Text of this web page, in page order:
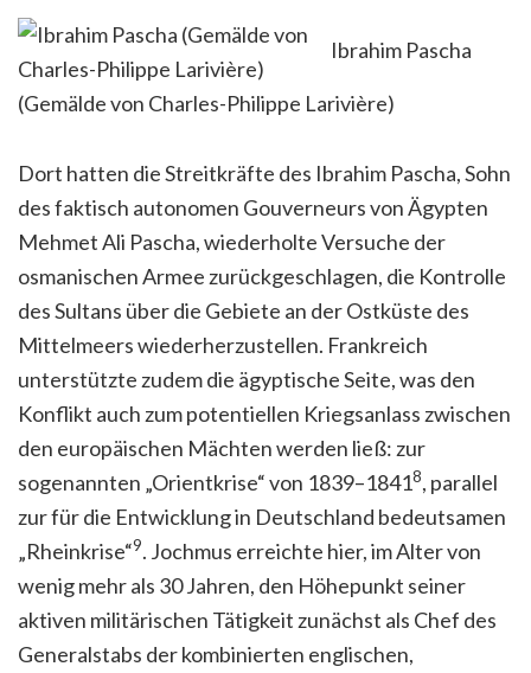
Ibrahim Pascha
(Gemälde von Charles-Philippe Larivière)
Dort hatten die Streitkräfte des Ibrahim Pascha, Sohn
des faktisch autonomen Gouverneurs von Ägypten
Mehmet Ali Pascha, wiederholte Versuche der
osmanischen Armee zurückgeschlagen, die Kontrolle
des Sultans über die Gebiete an der Ostküste des
Mittelmeers wiederherzustellen. Frankreich
unterstützte zudem die ägyptische Seite, was den
Konflikt auch zum potentiellen Kriegsanlass zwischen
den europäischen Mächten werden ließ: zur
sogenannten „Orientkrise“ von 1839–18418, parallel
zur für die Entwicklung in Deutschland bedeutsamen
„Rheinkrise“9. Jochmus erreichte hier, im Alter von
wenig mehr als 30 Jahren, den Höhepunkt seiner
aktiven militärischen Tätigkeit zunächst als Chef des
Generalstabs der kombinierten englischen,